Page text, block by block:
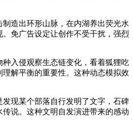
造出环形山脉，在内湖养出荧光水
免广告设定让创作不受干扰，强烈
入侵观察生态链变化，看着狐狸吃
解平衡的重要性。这种动态模拟效
现某个部落自行发明了文字，石碑
传说。这种文明自发演进带来的感动